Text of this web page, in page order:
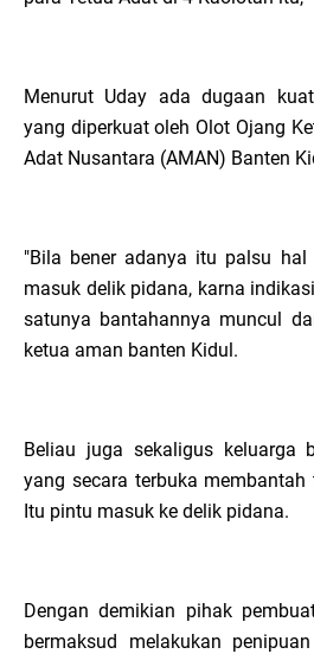
Menurut Uday ada dugaan
yang diperkuat oleh Olot Ojang
Adat Nusantara (AMAN) Banten
"Bila bener adanya itu palsu
masuk delik pidana, karna
satunya bantahannya muncul
ketua aman banten Kidul.
Beliau juga sekaligus keluarga
yang secara terbuka
Itu pintu masuk ke delik pidana.
Dengan demikian pihak
bermaksud melakukan